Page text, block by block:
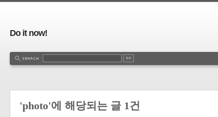
Do it now!
'photo'에 해당되는 글 1건